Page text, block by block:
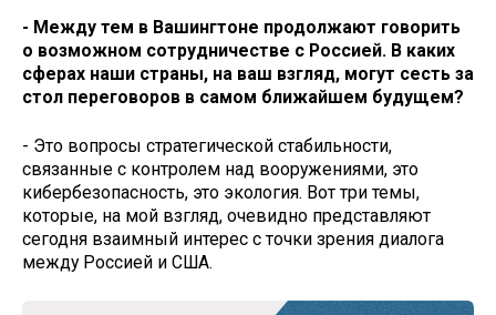
- Между тем в Вашингтоне продолжают говорить
о возможном сотрудничестве с Россией. В каких
сферах наши страны, на ваш взгляд, могут сесть за
стол переговоров в самом ближайшем будущем?
- Это вопросы стратегической стабильности,
связанные с контролем над вооружениями, это
кибербезопасность, это экология. Вот три темы,
которые, на мой взгляд, очевидно представляют
сегодня взаимный интерес с точки зрения диалога
между Россией и США.